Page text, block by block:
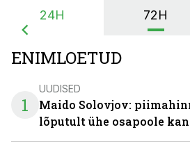
24H 72H
ENIMLOETUD
1
UUDISED
Maido Solovjov:
lõputult ühe osapoole